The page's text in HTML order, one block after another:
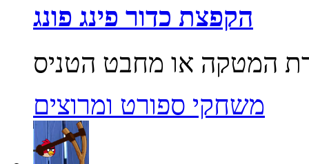
הקפצת כדור פינג פונג
משחקי ספורט ומרוצים